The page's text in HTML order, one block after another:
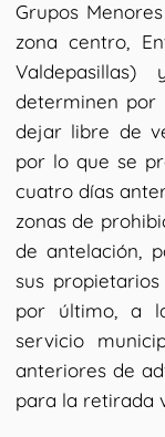
Grupos
zona centro,
determinen por
dejar libre de
por lo que se
cuatro días
zonas de
de antelación,
sus
por último, a
servicio
anteriores de
para la retirada